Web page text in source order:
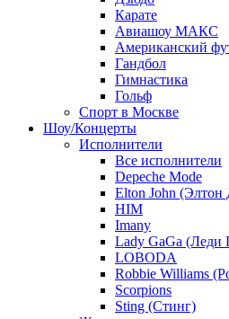
Карате
Авиашоу МАКС
Американский
Гандбол
Гимнастика
Гольф
Спорт в Москве
Шоу/Концерты
Исполнители
Все исполнители
Depeche Mode
Elton John
HIM
Imany
Lady GaGa (Леди
LOBODA
Robbie Williams
Scorpions
Sting (Стинг)